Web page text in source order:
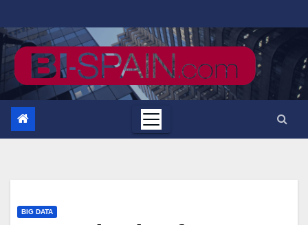
al
contenido
BIG DATA